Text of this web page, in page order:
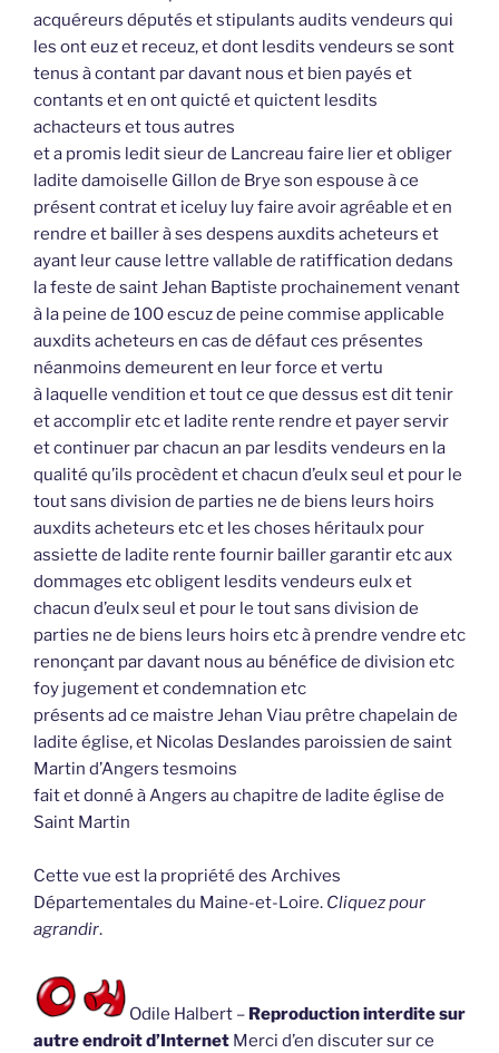
acquéreurs députés et stipulants audits vendeurs qui
les ont euz et receuz, et dont lesdits vendeurs se sont
tenus à contant par davant nous et bien payés et
contants et en ont quicté et quictent lesdits
achacteurs et tous autres
et a promis ledit sieur de Lancreau faire lier et obliger
ladite damoiselle Gillon de Brye son espouse à ce
présent contrat et iceluy luy faire avoir agréable et en
rendre et bailler à ses despens auxdits acheteurs et
ayant leur cause lettre vallable de ratiffication dedans
la feste de saint Jehan Baptiste prochainement venant
à la peine de 100 escuz de peine commise applicable
auxdits acheteurs en cas de défaut ces présentes
néanmoins demeurent en leur force et vertu
à laquelle vendition et tout ce que dessus est dit tenir
et accomplir etc et ladite rente rendre et payer servir
et continuer par chacun an par lesdits vendeurs en la
qualité qu’ils procèdent et chacun d’eulx seul et pour le
tout sans division de parties ne de biens leurs hoirs
auxdits acheteurs etc et les choses héritaulx pour
assiette de ladite rente fournir bailler garantir etc aux
dommages etc obligent lesdits vendeurs eulx et
chacun d’eulx seul et pour le tout sans division de
parties ne de biens leurs hoirs etc à prendre vendre etc
renonçant par davant nous au bénéfice de division etc
foy jugement et condemnation etc
présents ad ce maistre Jehan Viau prêtre chapelain de
ladite église, et Nicolas Deslandes paroissien de saint
Martin d’Angers tesmoins
fait et donné à Angers au chapitre de ladite église de
Saint Martin
Cette vue est la propriété des Archives
Départementales du Maine-et-Loire. Cliquez pour
agrandir.
Odile Halbert – Reproduction interdite sur
autre endroit d’Internet Merci d’en discuter sur ce